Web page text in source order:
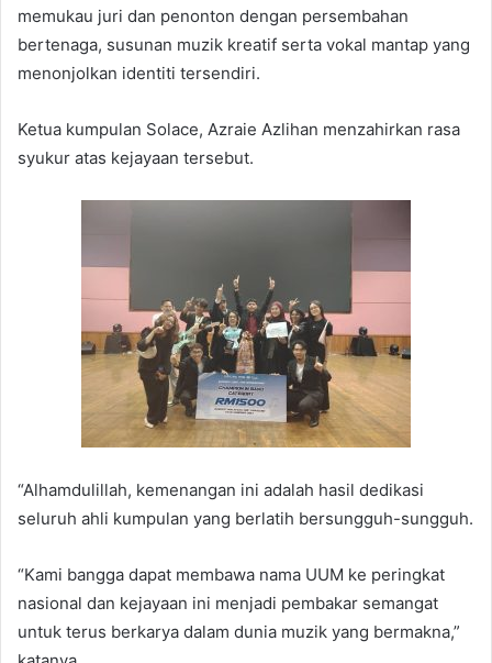
memukau juri dan penonton dengan persembahan
bertenaga, susunan muzik kreatif serta vokal mantap yang
menonjolkan identiti tersendiri.
Ketua kumpulan Solace, Azraie Azlihan menzahirkan rasa
syukur atas kejayaan tersebut.
“Alhamdulillah, kemenangan ini adalah hasil dedikasi
seluruh ahli kumpulan yang berlatih bersungguh-sungguh.
“Kami bangga dapat membawa nama UUM ke peringkat
nasional dan kejayaan ini menjadi pembakar semangat
untuk terus berkarya dalam dunia muzik yang bermakna,”